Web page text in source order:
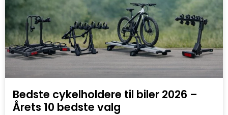
Bedste cykelholdere til biler 2026 –
Årets 10 bedste valg